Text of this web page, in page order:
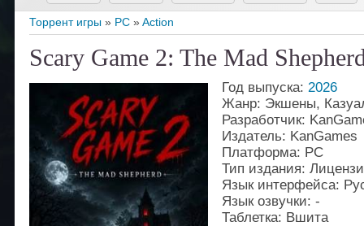
Торрент игры » PC »Action
Scary Game 2: The Mad
Год выпуска: 2026
Жанр: Экшены,
Разработчик:
Издатель: KanGames
Платформа: PC
Тип издания:
Язык интерфейса:
Язык озвучки: -
Таблетка: Вшита